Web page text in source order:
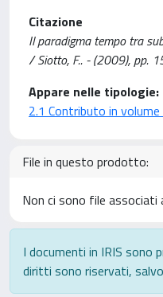
Citazione
Il paradigma tempo tra
/ Siotto, F.. - (2009), pp.
Appare nelle tipologie:
2.1 Contributo in
File in questo prodotto:
Non ci sono file
I documenti in IRIS
diritti sono riservati,